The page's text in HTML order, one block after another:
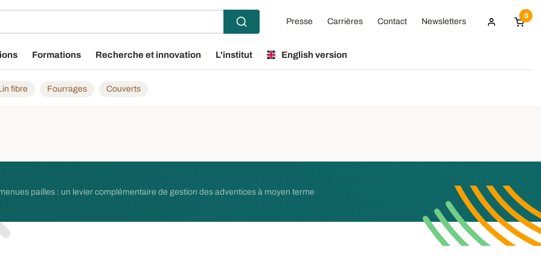
Presse Carrières Contact Newsletters
0
Formations Recherche et innovation L'institut English version
fibre Fourrages Couverts
pailles : un levier complémentaire de gestion des adventices à moyen terme